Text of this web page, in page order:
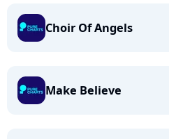
Choir Of Angels
Make Believe